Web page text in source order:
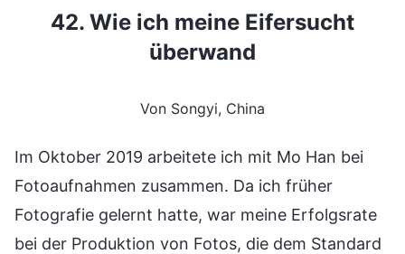
42. Wie ich meine Eifersucht
überwand
Von Songyi, China
Im Oktober 2019 arbeitete ich mit Mo Han bei
Fotoaufnahmen zusammen. Da ich früher
Fotografie gelernt hatte, war meine Erfolgsrate
bei der Produktion von Fotos, die dem Standard